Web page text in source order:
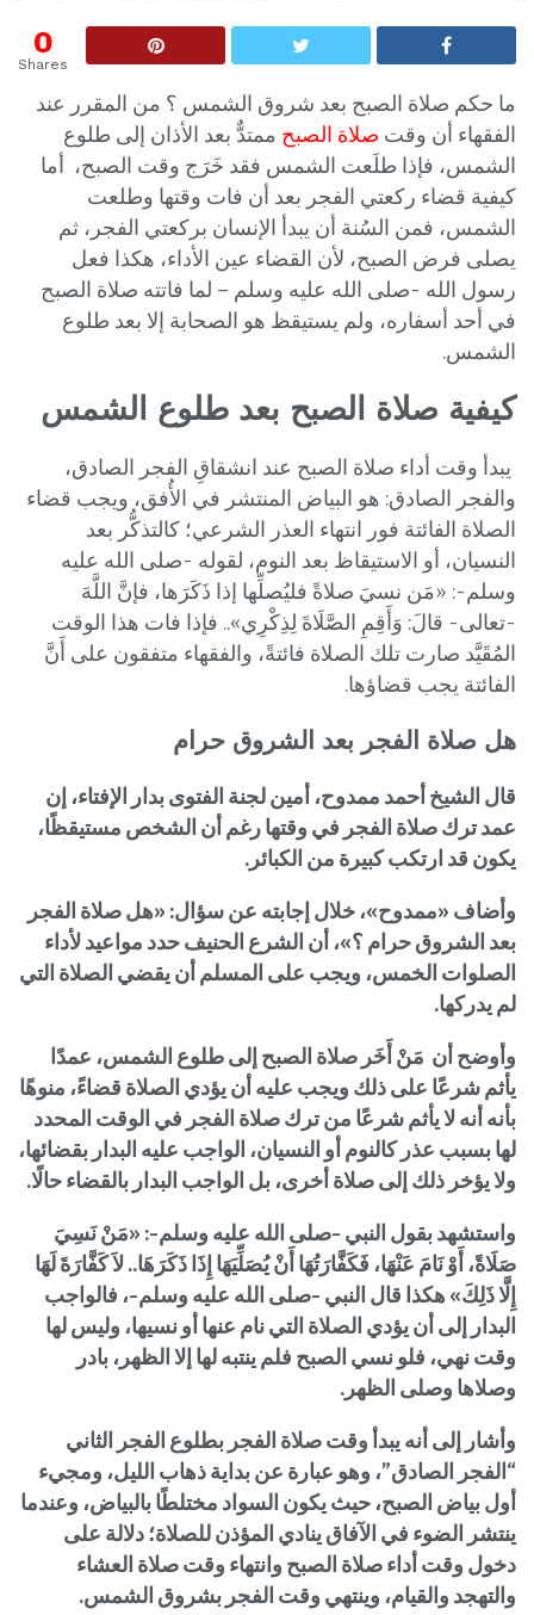
0
Shares
ما حكم صلاة الصبح بعد شروق الشمس ؟ من المقرر عند
الفقهاء أن وقت صلاة الصبح ممتدٌّ بعد الأذان إلى طلوع
الشمس، فإذا طلَعت الشمس فقد خَرَج وقت الصبح، أما
كيفية قضاء ركعتي الفجر بعد أن فات وقتها وطلعت
الشمس، فمن السُنة أن يبدأ الإنسان بركعتي الفجر، ثم
يصلى فرض الصبح، لأن القضاء عين الأداء، هكذا فعل
رسول الله -صلى الله عليه وسلم – لما فاتته صلاة الصبح
في أحد أسفاره، ولم يستيقظ هو الصحابة إلا بعد طلوع
الشمس.
كيفية صلاة الصبح بعد طلوع الشمس
يبدأ وقت أداء صلاة الصبح عند انشقاقِ الفجر الصادق،
والفجر الصادق: هو البياض المنتشر في الأُفق، ويجب قضاء
الصلاة الفائتة فور انتهاء العذر الشرعي؛ كالتذكُّر بعد
النسيان، أو الاستيقاظ بعد النوم، لقوله -صلى الله عليه
وسلم-: «مَن نسيَ صلاةً فليُصلِّها إذا ذَكَرَها، فإنَّ اللَّهَ
-تعالى- قالَ: وَأَقِمِ الصَّلَاةَ لِذِكْرِي».. فإذا فات هذا الوقت
المُقَيَّد صارت تلك الصلاة فائتةً، والفقهاء متفقون على أَنَّ
الفائتة يجب قضاؤها.
هل صلاة الفجر بعد الشروق حرام
قال الشيخ أحمد ممدوح، أمين لجنة الفتوى بدار الإفتاء، إن
عمد ترك صلاة الفجر في وقتها رغم أن الشخص مستيقظًا،
يكون قد ارتكب كبيرة من الكبائر.
وأضاف «ممدوح»، خلال إجابته عن سؤال: «هل صلاة الفجر
بعد الشروق حرام ؟»، أن الشرع الحنيف حدد مواعيد لأداء
الصلوات الخمس، ويجب على المسلم أن يقضي الصلاة التي
لم يدركها.
وأوضح أن مَنْ أَخَر صلاة الصبح إلى طلوع الشمس، عمدًا
يأثم شرعًا على ذلك ويجب عليه أن يؤدي الصلاة قضاءً، منوهًا
بأنه أنه لا يأثم شرعًا من ترك صلاة الفجر في الوقت المحدد
لها بسبب عذر كالنوم أو النسيان، الواجب عليه البدار بقضائها،
ولا يؤخر ذلك إلى صلاة أخرى، بل الواجب البدار بالقضاء حالًا.
واستشهد بقول النبي -صلى الله عليه وسلم-: «مَنْ نَسِيَ
صَلَاةً، أَوْ نَامَ عَنْهَا، فَكَفَّارَتُهَا أَنْ يُصَلِّيَهَا إِذَا ذَكَرَهَا.. لاَ كَفَّارَةَ لَهَا
إِلَّا ذَلِكَ» هكذا قال النبي -صلى الله عليه وسلم-، فالواجب
البدار إلى أن يؤدي الصلاة التي نام عنها أو نسيها، وليس لها
وقت نهي، فلو نسي الصبح فلم ينتبه لها إلا الظهر، بادر
وصلاها وصلى الظهر.
وأشار إلى أنه يبدأ وقت صلاة الفجر بطلوع الفجر الثاني
“الفجر الصادق”، وهو عبارة عن بداية ذهاب الليل، ومجيء
أول بياض الصبح، حيث يكون السواد مختلطًا بالبياض، وعندما
ينتشر الضوء في الآفاق ينادي المؤذن للصلاة؛ دلالة على
دخول وقت أداء صلاة الصبح وانتهاء وقت صلاة العشاء
والتهجد والقيام، وينتهي وقت الفجر بشروق الشمس.